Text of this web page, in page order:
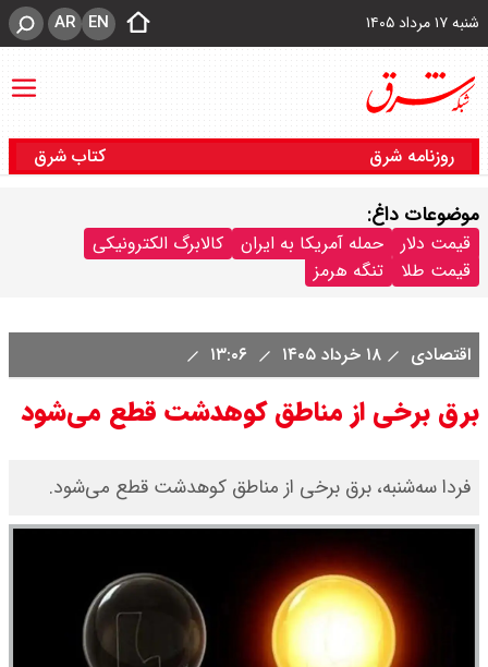
شنبه ۱۷ مرداد ۱۴۰۵ EN
AR
روزنامه شرق کتاب شرق
موضوعات داغ:
قیمت دلار حمله آمریکا به ایران
کالابرگ الکترونیکی
قیمت طلا
تنگه هرمز
اقتصادی ۱۸ خرداد ۱۴۰۵
برق برخی از مناطق کوهدشت قطع می‌شود
فردا سه‌شنبه، برق برخی از مناطق کوهدشت قطع می‌شود.